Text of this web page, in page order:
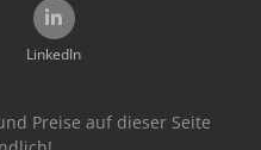
LinkedIn
Preise auf dieser Seite